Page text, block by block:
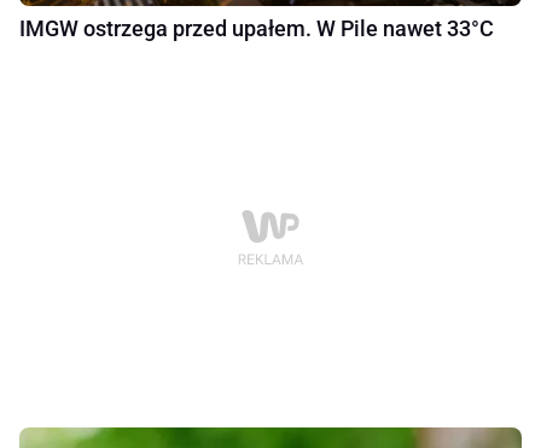
IMGW ostrzega przed upałem. W Pile nawet 33°C